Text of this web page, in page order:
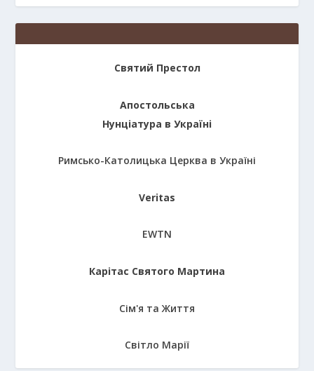
Святий Престол
Апостольська
Нунціатура в Україні
Римсько-Католицька Церква в Україні
Veritas
EWTN
Карітас Святого Мартина
Сім'я та Життя
Світло Марії